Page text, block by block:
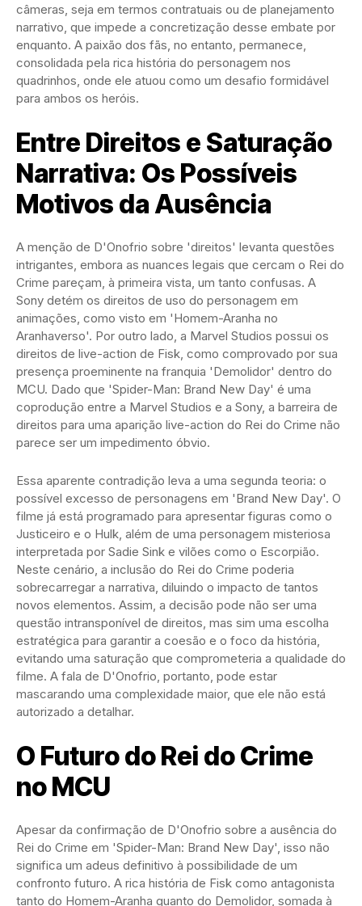
câmeras, seja em termos contratuais ou de planejamento
narrativo, que impede a concretização desse embate por
enquanto. A paixão dos fãs, no entanto, permanece,
consolidada pela rica história do personagem nos
quadrinhos, onde ele atuou como um desafio formidável
para ambos os heróis.
Entre Direitos e Saturação
Narrativa: Os Possíveis
Motivos da Ausência
A menção de D'Onofrio sobre 'direitos' levanta questões
intrigantes, embora as nuances legais que cercam o Rei do
Crime pareçam, à primeira vista, um tanto confusas. A
Sony detém os direitos de uso do personagem em
animações, como visto em 'Homem-Aranha no
Aranhaverso'. Por outro lado, a Marvel Studios possui os
direitos de live-action de Fisk, como comprovado por sua
presença proeminente na franquia 'Demolidor' dentro do
MCU. Dado que 'Spider-Man: Brand New Day' é uma
coprodução entre a Marvel Studios e a Sony, a barreira de
direitos para uma aparição live-action do Rei do Crime não
parece ser um impedimento óbvio.
Essa aparente contradição leva a uma segunda teoria: o
possível excesso de personagens em 'Brand New Day'. O
filme já está programado para apresentar figuras como o
Justiceiro e o Hulk, além de uma personagem misteriosa
interpretada por Sadie Sink e vilões como o Escorpião.
Neste cenário, a inclusão do Rei do Crime poderia
sobrecarregar a narrativa, diluindo o impacto de tantos
novos elementos. Assim, a decisão pode não ser uma
questão intransponível de direitos, mas sim uma escolha
estratégica para garantir a coesão e o foco da história,
evitando uma saturação que comprometeria a qualidade do
filme. A fala de D'Onofrio, portanto, pode estar
mascarando uma complexidade maior, que ele não está
autorizado a detalhar.
O Futuro do Rei do Crime
no MCU
Apesar da confirmação de D'Onofrio sobre a ausência do
Rei do Crime em 'Spider-Man: Brand New Day', isso não
significa um adeus definitivo à possibilidade de um
confronto futuro. A rica história de Fisk como antagonista
tanto do Homem-Aranha quanto do Demolidor, somada à